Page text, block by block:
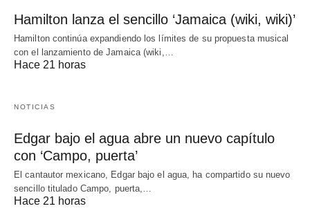
Hamilton lanza el sencillo ‘Jamaica (wiki, wiki)’
Hamilton continúa expandiendo los límites de su propuesta musical
con el lanzamiento de Jamaica (wiki,…
Hace 21 horas
NOTICIAS
Edgar bajo el agua abre un nuevo capítulo
con ‘Campo, puerta’
El cantautor mexicano, Edgar bajo el agua, ha compartido su nuevo
sencillo titulado Campo, puerta,…
Hace 21 horas